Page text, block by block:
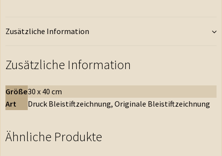
Zusätzliche Information
Zusätzliche Information
Größe30 x 40 cm
Art
Druck Bleistiftzeichnung, Originale Bleistiftzeichnung
Ähnliche Produkte